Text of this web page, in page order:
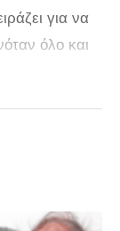
για να
όλο και
Αντ’αυτού
γύρισε